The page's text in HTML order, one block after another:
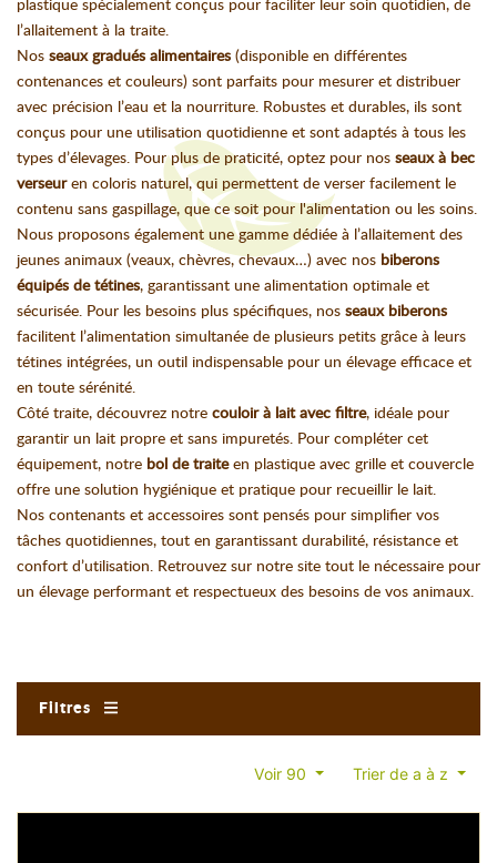
plastique spécialement conçus pour faciliter leur soin quotidien, de
l’allaitement à la traite.
Nos seaux gradués alimentaires (disponible en différentes
contenances et couleurs) sont parfaits pour mesurer et distribuer
avec précision l’eau et la nourriture. Robustes et durables, ils sont
conçus pour une utilisation quotidienne et sont adaptés à tous les
types d’élevages. Pour plus de praticité, optez pour nos seaux à bec
verseuren coloris naturel, qui permettent de verser facilement le
contenu sans gaspillage, que ce soit pour l'alimentation ou les soins.
Nous proposons également une gamme dédiée à l’allaitement des
jeunes animaux (veaux, chèvres, chevaux…) avec nos biberons
équipés de tétines, garantissant une alimentation optimale et
sécurisée. Pour les besoins plus spécifiques, nos seaux biberons
facilitent l’alimentation simultanée de plusieurs petits grâce à leurs
tétines intégrées, un outil indispensable pour un élevage efficace et
en toute sérénité.
Côté traite, découvrez notre couloir à lait avec filtre, idéale pour
garantir un lait propre et sans impuretés. Pour compléter cet
équipement, notre bol de traiteen plastique avec grille et couvercle
offre une solution hygiénique et pratique pour recueillir le lait.
Nos contenants et accessoires sont pensés pour simplifier vos
tâches quotidiennes, tout en garantissant durabilité, résistance et
confort d’utilisation. Retrouvez sur notre site tout le nécessaire pour
un élevage performant et respectueux des besoins de vos animaux.
Filtres
Voir 90 Trier de a à z